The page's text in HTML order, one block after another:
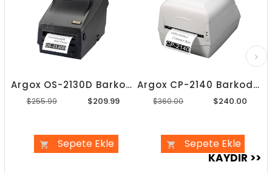
Argox OS-2130D Barkod Yazıcı
$209.99
$255.99
Sepete Ekle
Argox CP-2140 Barkod Yazıcı
$240.00
$360.00
Sepete Ekle